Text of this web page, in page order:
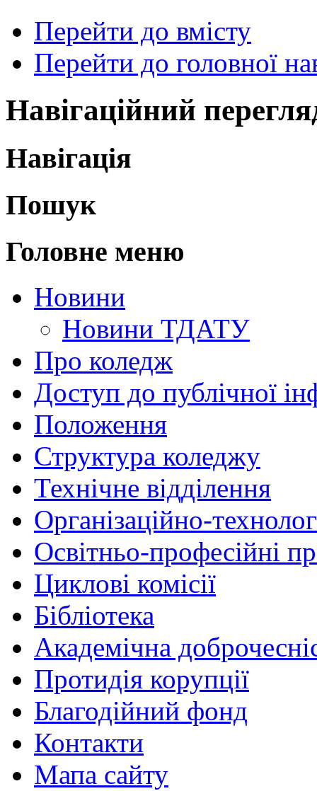
Перейти до вмісту
Перейти до головної
Навігаційний
Навігація
Пошук
Головне меню
Новини
Новини ТДАТУ
Про коледж
Доступ до публічної
Положення
Структура коледжу
Технічне відділення
Організаційно-
Освітньо-професійні
Циклові комісії
Бібліотека
Академічна
Протидія корупції
Благодійний фонд
Контакти
Мапа сайту